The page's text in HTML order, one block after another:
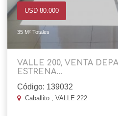
USD 80.000
35 M² Totales
VALLE 200, VENTA
ESTRENA...
Código: 139032
Caballito , VALLE 222